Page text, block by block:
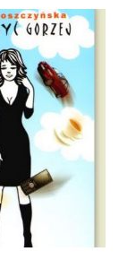
. Gdy już
Amber - z
jesienny
psica miała
z nami i
psa. Udało
100%.